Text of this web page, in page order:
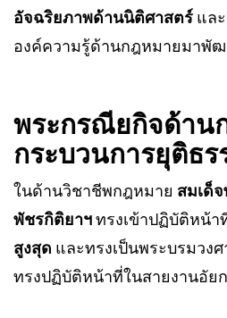
อัจฉริยภาพด้านนิติศาสตร์ แล
องค์ความรู้ด้านกฎหมายมาพัฒ
พระกรณียกิจด้าน
กระบวนการยุติธร
ในด้านวิชาชีพกฎหมาย สมเด็จ
พัชรกิติยาฯทรงเข้าปฏิบัติหน้า
สูงสุด และทรงเป็นพระบรมวง
ทรงปฏิบัติหน้าที่ในสายงานอัย